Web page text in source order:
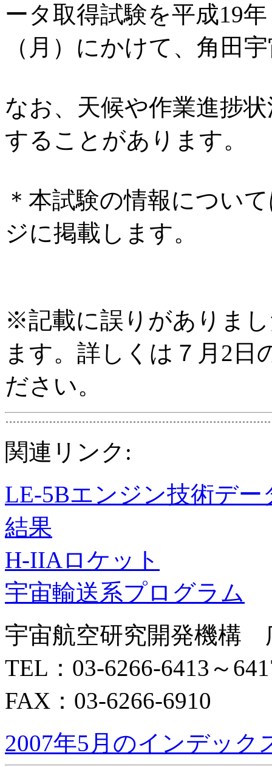
ータ取得試験を平成19
（月）にかけて、角田
なお、天候や作業進捗
することがあります。
＊本試験の情報につい
ジに掲載します。
※記載に誤りがありま
ます。詳しくは７月2日
ださい。
関連リンク:
LE-5Bエンジン技術デ
結果
H-IIAロケット
宇宙輸送系プログラム
宇宙航空研究開発機構
TEL：03-6266-6413～
FAX：03-6266-6910
2007年5月のインデック